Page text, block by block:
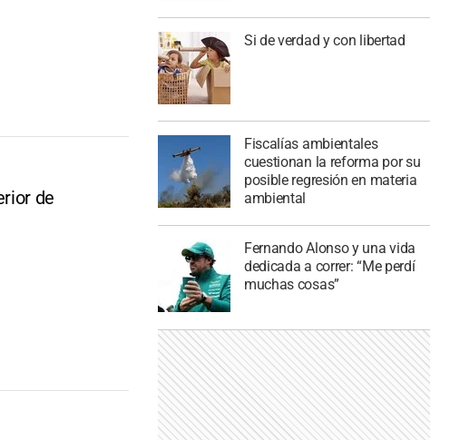
de
Si de verdad y con libertad
Fiscalías ambientales
cuestionan la reforma por su
posible regresión en materia
ambiental
Fernando Alonso y una vida
dedicada a correr: “Me perdí
muchas cosas”